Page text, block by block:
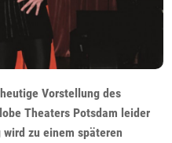
Vorstellung des
Theaters Potsdam leider
zu einem späteren